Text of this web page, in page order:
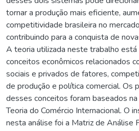
tornar a produção mais eficiente,
competitividade brasileira no
contribuindo para a conquista de
A teoria utilizada neste trabalho está
conceitos econômicos relacionados
sociais e privados de fatores,
de produção e política comercial. Os
desses conceitos foram baseados na
Teoria do Comércio Internacional. O
nesta análise foi a Matriz de Análise